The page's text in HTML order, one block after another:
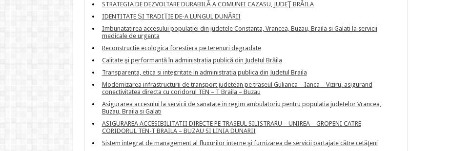
STRATEGIA DE DEZVOLTARE DURABILĂ A COMUNEI CAZASU, JUDEŢ BRĂILA
IDENTITATE ŞI TRADIŢIE DE-A LUNGUL DUNĂRII
Imbunatatirea accesului populatiei din judetele Constanta, Vrancea, Buzau, Braila si Galati la servicii
medicale de urgenta
Reconstructie ecologica forestiera pe terenuri degradate
Calitate şi performanță în administrația publică din Județul Brăila
Transparenta, etica si integritate in administratia publica din Judetul Braila
Modernizarea infrastructurii de transport judetean pe traseul Gulianca – Ianca – Viziru, asigurand
conectivitatea directa cu coridorul TEN – T Braila – Buzau
Asigurarea accesului la servicii de sanatate in regim ambulatoriu pentru populatia judetelor Vrancea,
Buzau, Braila si Galati
ASIGURAREA ACCESIBILITATII DIRECTE PE TRASEUL SILISTRARU – UNIREA – GROPENI CATRE
CORIDORUL TEN-T BRAILA – BUZAU SI LINIA DUNARII
Sistem integrat de management al fluxurilor interne şi furnizarea de servicii partajate către cetăţeni